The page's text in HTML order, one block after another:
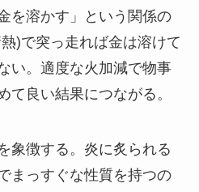
を溶かす」という関係の
)で突っ走れば金は溶けて
い。適度な火加減で物事
て良い結果につながる。
象徴する。炎に炙られる
まっすぐな性質を持つの